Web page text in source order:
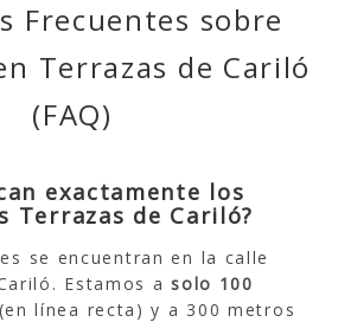
Frecuentes sobre
Terrazas de Cariló
(FAQ)
exactamente los
Terrazas de Cariló?
se encuentran en la calle
Estamos asolo 100
(en línea recta) y a 300 metros